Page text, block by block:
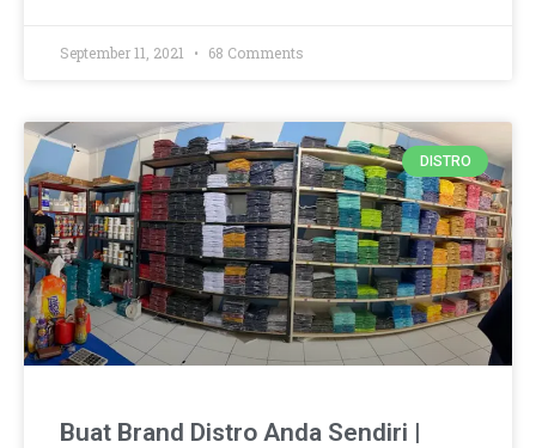
September 11, 2021 68 Comments
DISTRO
Buat Brand Distro Anda Sendiri |